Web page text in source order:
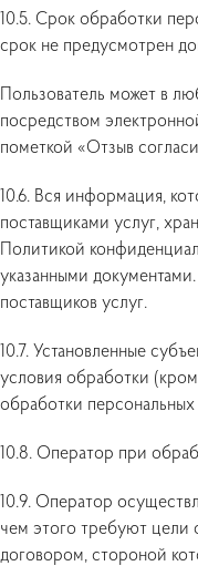
10.5. Срок обработки
срок не предусмотрен
Пользователь может в
посредством
пометкой «Отзыв
10.6. Вся информация,
поставщиками услуг,
Политикой
указанными
поставщиков услуг.
10.7. Установленные
условия обработки
обработки
10.8. Оператор при
10.9. Оператор
чем этого требуют цели
договором, стороной